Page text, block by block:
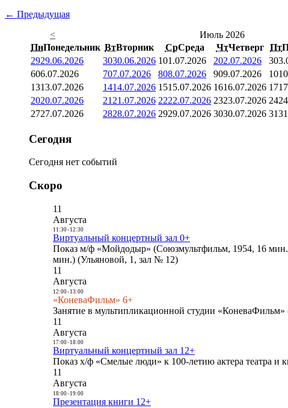
← Предыдущая
<
Июль 2026
ПнПонедельник ВтВторник СрСреда ЧтЧетверг Пт
2929.06.2026 3030.06.2026 101.07.2026 202.07.2026 3
606.07.2026 707.07.2026 808.07.2026 909.07.2026 10
1313.07.2026 1414.07.2026 1515.07.2026 1616.07.2026 17
2020.07.2026 21 21.07.2026 2222.07.2026 2323.07.2026 24
2727.07.2026 2828.07.2026 2929.07.2026 3030.07.2026 31
Сегодня
Сегодня нет событий
Скоро
11
Августа
11:30- 12:30
Виртуальный концертный зал 0+
Показ м/ф «Мойдодыр» (Союзмультфильм, 1954, 16
мин.) (Ульяновой, 1, зал № 12)
11
Августа
12:00- 13:00
«КоневаФильм» 6+
Занятие в мультипликационной студии «КоневаФильм»
11
Августа
17:00- 18:00
Виртуальный концертный зал 12+
Показ х/ф «Смелые люди» к 100-летию актера театра
11
Августа
18:00- 19:00
Презентация книги 12+